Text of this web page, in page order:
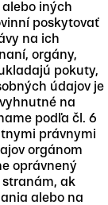
iných
poskytovať
na ich
orgány,
pokuty,
údajov je
na
podľa čl. 6
právnymi
orgánom
oprávnený
ak
alebo na